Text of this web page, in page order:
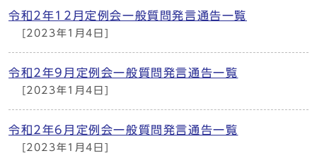
令和2年12月定例会一般質問発言通告一覧
[2023年1月4日]
令和2年9月定例会一般質問発言通告一覧
[2023年1月4日]
令和2年6月定例会一般質問発言通告一覧
[2023年1月4日]